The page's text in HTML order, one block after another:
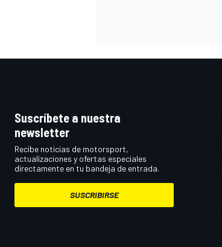
Suscríbete a nuestra
newsletter
Recibe noticias de motorsport,
actualizaciones y ofertas especiales
directamente en tu bandeja de entrada.
SUSCRIBIRSE